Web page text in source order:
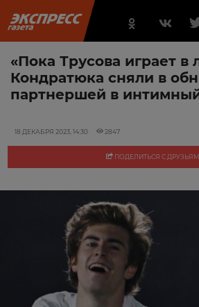
«Пока Трусова играет в
Кондратюка сняли в
партнершей в
18 ДЕКАБРЯ 2023, 14:30 2847
ПОДЕЛИТЬСЯ С